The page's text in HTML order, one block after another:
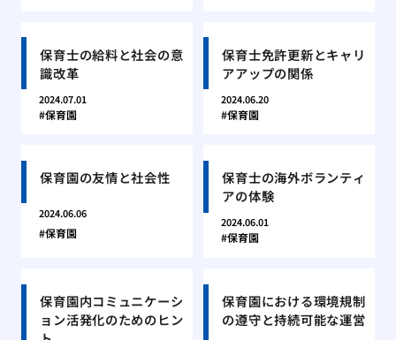
保育士の給料と社会の意
識改革
2024.07.01
保育園
保育士免許更新とキャリ
アアップの関係
2024.06.20
保育園
保育園の友情と社会性
2024.06.06
保育園
保育士の海外ボランティ
アの体験
2024.06.01
保育園
保育園内コミュニケーシ
ョン活発化のためのヒン
保育園における環境規制
の遵守と持続可能な運営